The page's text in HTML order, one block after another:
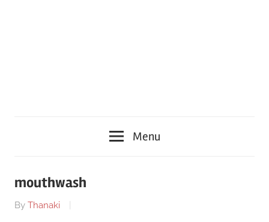
Menu
mouthwash
By Thanaki